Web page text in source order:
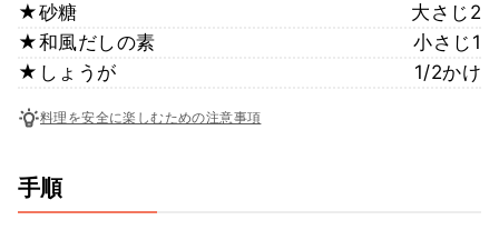
★砂糖
大さじ2
★和風だしの素
小さじ1
★しょうが
1/2かけ
料理を安全に楽しむための注意事項
手順